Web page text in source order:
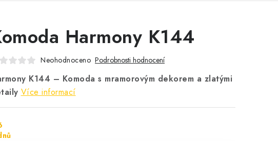
Harmony K144
Neohodnoceno Podrobnosti hodnocení
K144 – Komoda s mramorovým dekorem a zlatými
Více informací